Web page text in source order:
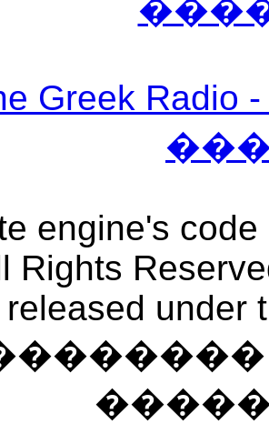
Greek
engine's
Rights
released under